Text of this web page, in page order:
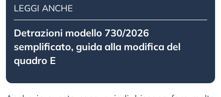
LEGGI ANCHE
Detrazioni modello 730/2026
semplificato, guida alla modifica del
quadro E